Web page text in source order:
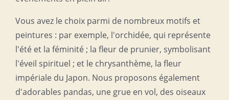
Vous avez le choix parmi de nombreux motifs et
peintures : par exemple, l'orchidée, qui représente
l'été et la féminité ; la fleur de prunier, symbolisant
l'éveil spirituel ; et le chrysanthème, la fleur
impériale du Japon. Nous proposons également
d'adorables pandas, une grue en vol, des oiseaux